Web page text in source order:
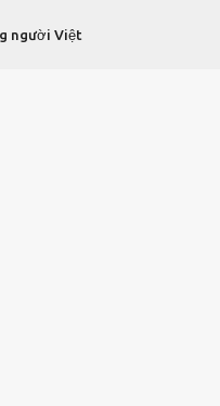
Chuyển đến nội dung chính
người Việt